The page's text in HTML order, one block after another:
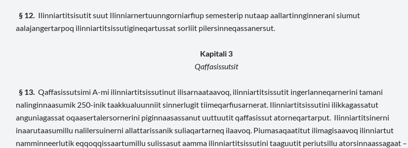
§ 12. Ilinniartitsisutit suut Ilinniarnertuunngorniarfiup semesterip nutaap aallartinnginnerani siumut
aalajangertarpoq ilinniartitsissutigineqartussat sorliit pilersinneqassanersut.
Kapitali 3
Qaffasissutsit
§ 13. Qaffasissutsimi A-mi ilinniartitsissutinut ilisarnaataavoq, ilinniartitsissutit ingerlanneqarnerini tamani
nalinginnaasumik 250-inik taakkualuunniit sinnerlugit tiimeqarfiusarnerat. Ilinniartitsissutini ilikkagassatut
anguniagassat oqaasertalersornerini piginnaasassanut uuttuutit qaffasissut atorneqartarput. Ilinniartitsinerni
inaarutaasumillu nalilersuinerni allattarissanik suliaqartarneq ilaavoq. Piumasaqaatitut ilimagisaavoq ilinniartut
namminneerlutik eqqoqqissaartumillu sulissasut aamma ilinniartitsissutini taaguutit periutsillu atorsinnaassagaat –